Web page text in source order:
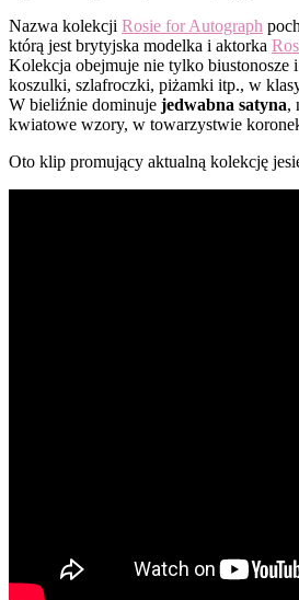
Nazwa kolekcji Rosie for Autograph
którą jest brytyjska modelka i aktorka
Kolekcja obejmuje nie tylko biustonosze
koszulki, szlafroczki, piżamki itp., w
W bieliźnie dominuje jedwabna satyna,
kwiatowe wzory, w towarzystwie
Oto klip promujący aktualną kolekcję